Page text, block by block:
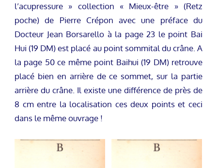
l’acupressure » collection « Mieux-être » (Retz
poche) de Pierre Crépon avec une préface du
Docteur Jean Borsarello à la page 23 le point Bai
Hui (19 DM) est placé au point sommital du crâne. A
la page 50 ce même point Baihui (19 DM) retrouve
placé bien en arrière de ce sommet, sur la partie
arrière du crâne. Il existe une différence de près de
8 cm entre la localisation ces deux points et ceci
dans le même ouvrage !